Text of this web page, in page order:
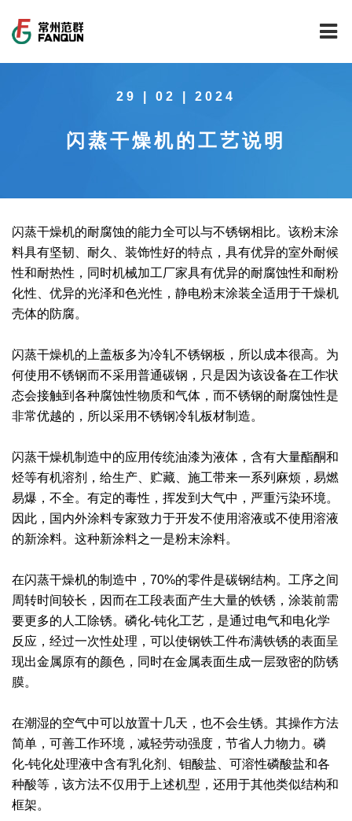
公司介绍
公司荣誉
范群文化
公司大事记
载体催化剂全自动生产线系列
回转圆筒干燥焙烧系列
气流干燥系列
带式干燥焙烧系列
真空干燥系列
圆盘干燥机系列
桨叶式干燥系列
载体干燥系列
沸腾干燥系列
烘箱干燥系列
管束干燥系列
新能源新材料行业
制药行业
食品行业
化工行业
技术中心
工程实验室
工程技术中心
新闻中心
范群新闻
技术专栏
服务中心
全球契约组织成员
公共责任
节能环保
公益支持
社会责任报告
绿色发展
绿色工厂
绿色供应链
人才招聘
联系我们
联系我们
29 | 02 | 2024
闪蒸干燥机的工艺说明
闪蒸干燥机的耐腐蚀的能力全可以与不锈钢相比。该粉末涂
料具有坚韧、耐久、装饰性好的特点，具有优异的室外耐候
性和耐热性，同时机械加工厂家具有优异的耐腐蚀性和耐粉
化性、优异的光泽和色光性，静电粉末涂装全适用于干燥机
壳体的防腐。
闪蒸干燥机的上盖板多为冷轧不锈钢板，所以成本很高。为
何使用不锈钢而不采用普通碳钢，只是因为该设备在工作状
态会接触到各种腐蚀性物质和气体，而不锈钢的耐腐蚀性是
非常优越的，所以采用不锈钢冷轧板材制造。
闪蒸干燥机制造中的应用传统油漆为液体，含有大量酯酮和
烃等有机溶剂，给生产、贮藏、施工带来一系列麻烦，易燃
易爆，不全。有定的毒性，挥发到大气中，严重污染环境。
因此，国内外涂料专家致力于开发不使用溶液或不使用溶液
的新涂料。这种新涂料之一是粉末涂料。
在闪蒸干燥机的制造中，70%的零件是碳钢结构。工序之间
周转时间较长，因而在工段表面产生大量的铁锈，涂装前需
要更多的人工除锈。磷化-钝化工艺，是通过电气和电化学
反应，经过一次性处理，可以使钢铁工件布满铁锈的表面呈
现出金属原有的颜色，同时在金属表面生成一层致密的防锈
膜。
在潮湿的空气中可以放置十几天，也不会生锈。其操作方法
简单，可善工作环境，减轻劳动强度，节省人力物力。磷
化-钝化处理液中含有乳化剂、钼酸盐、可溶性磷酸盐和各
种酸等，该方法不仅用于上述机型，还用于其他类似结构和
框架。